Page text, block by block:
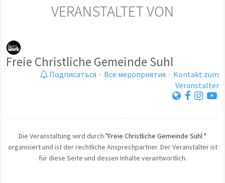
VERANSTALTET VON
Freie Christliche Gemeinde Suhl
Подписаться · Все мероприятия · Kontakt zum
Veranstalter
Die Veranstaltung wird durch "Freie Christliche Gemeinde Suhl "
organisiert und ist der rechtliche Ansprechpartner. Der Veranstalter ist
für diese Seite und dessen Inhalte verantwortlich.